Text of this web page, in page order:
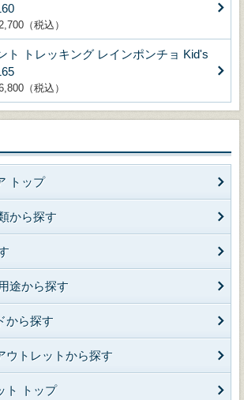
（税込）
ト トレッキング レインポンチョ Kid's
（税込）
トップ
から探す
途から探す
から探す
ウトレットから探す
ト トップ